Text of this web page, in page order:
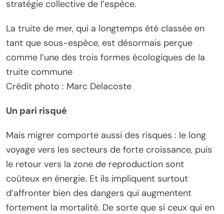
stratégie collective de l’espèce.
La truite de mer, qui a longtemps été classée en
tant que sous-espèce, est désormais perçue
comme l’une des trois formes écologiques de la
truite commune
Crédit photo : Marc Delacoste
Un pari risqué
Mais migrer comporte aussi des risques : le long
voyage vers les secteurs de forte croissance, puis
le retour vers la zone de reproduction sont
coûteux en énergie. Et ils impliquent surtout
d’affronter bien des dangers qui augmentent
fortement la mortalité. De sorte que si ceux qui en